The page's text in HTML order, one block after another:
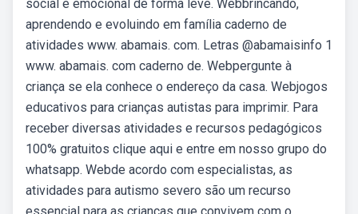
social e emocional de forma leve. Webbrincando,
aprendendo e evoluindo em família caderno de
atividades www. abamais. com. Letras @abamaisinfo 1
www. abamais. com caderno de. Webpergunte à
criança se ela conhece o endereço da casa. Webjogos
educativos para crianças autistas para imprimir. Para
receber diversas atividades e recursos pedagógicos
100% gratuitos clique aqui e entre em nosso grupo do
whatsapp. Webde acordo com especialistas, as
atividades para autismo severo são um recurso